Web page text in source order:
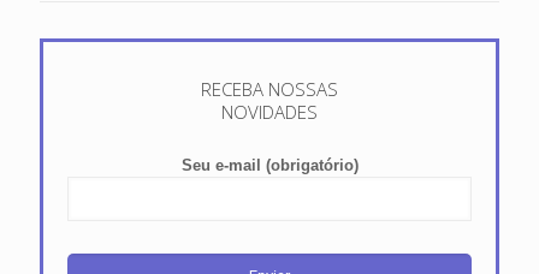
RECEBA NOSSAS
NOVIDADES
Seu e-mail (obrigatório)